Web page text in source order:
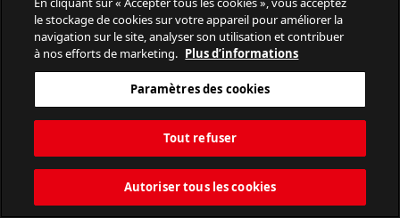
le stockage de cookies sur votre appareil pour améliorer la
navigation sur le site, analyser son utilisation et contribuer
à nos efforts de marketing. Plus d’informations
Paramètres des cookies
Tout refuser
Autoriser tous les cookies